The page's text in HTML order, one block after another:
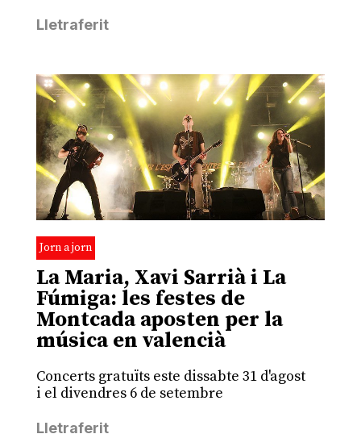
Lletraferit
Jorn a jorn
La Maria, Xavi Sarrià i La
Fúmiga: les festes de
Montcada aposten per la
música en valencià
Concerts gratuïts este dissabte 31 d'agost
i el divendres 6 de setembre
Lletraferit